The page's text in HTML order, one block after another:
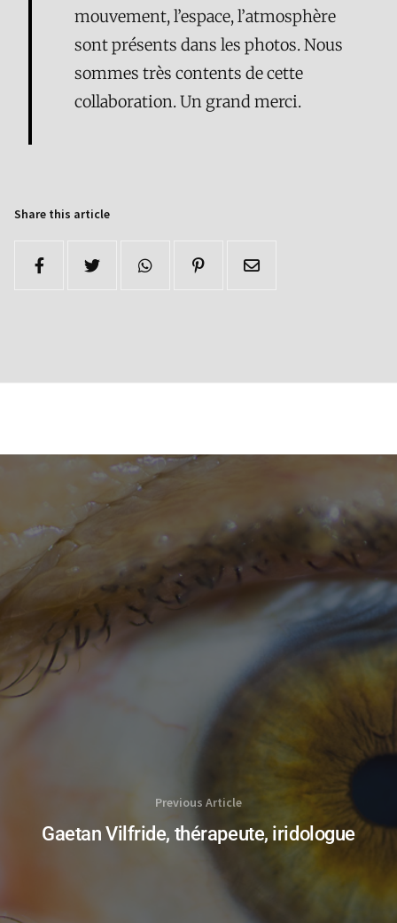
mouvement, l’espace, l’atmosphère
sont présents dans les photos. Nous
sommes très contents de cette
collaboration. Un grand merci.
Share this article
Previous Article
Gaetan Vilfride, thérapeute, iridologue